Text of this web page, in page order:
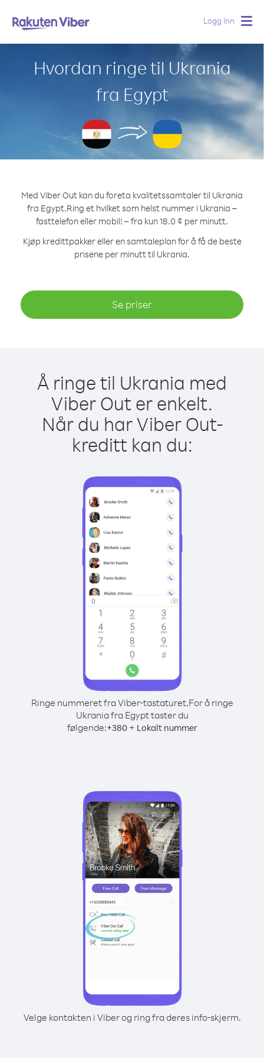
Logg Inn
Hvordan ringe til Ukrania
fra Egypt
Med Viber Out kan du foreta kvalitetssamtaler til Ukrania
fra Egypt.Ring et hvilket som helst nummer i Ukrania –
fasttelefon eller mobil! – fra kun 18.0 ¢ per minutt.
Kjøp kredittpakker eller en samtaleplan for å få de beste
prisene per minutt til Ukrania.
Se priser
Å ringe til Ukrania med
Viber Out er enkelt.
Når du har Viber Out-
kreditt kan du:
Ringe nummeret fra Viber-tastaturet.For å ringe
Ukrania fra Egypt taster du
følgende:+380+ Lokalt nummer
Velge kontakten i Viber og ring fra deres info-skjerm.